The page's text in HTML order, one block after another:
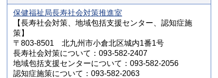
保健福祉局長寿社会対策推進室
【長寿社会対策、地域包括支援センター、認知症施
策】
〒803-8501 北九州市小倉北区城内1番1号
長寿社会対策について：093-582-2407
地域包括支援センターについて：093-582-2056
認知症施策について：093-582-2063